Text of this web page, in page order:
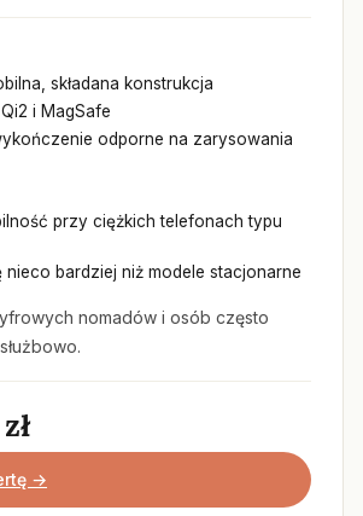
składana konstrukcja
i MagSafe
odporne na zarysowania
przy ciężkich telefonach typu
nieco bardziej niż modele stacjonarne
nomadów i osób często
→